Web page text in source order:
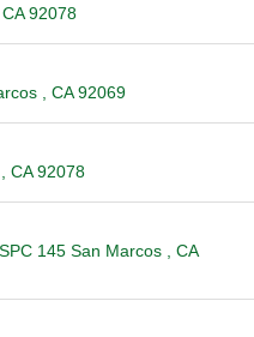
92078
, CA 92069
CA 92078
145 San Marcos , CA